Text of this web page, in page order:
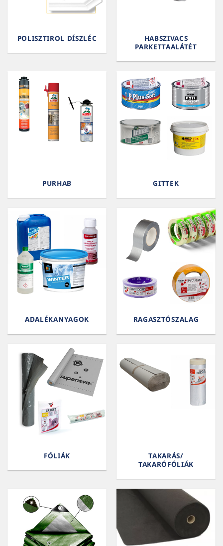
POLISZTIROL DÍSZLÉC
HABSZIVACS
PARKETTAALÁTÉT
PURHAB GITTEK
ADALÉKANYAGOK RAGASZTÓSZALAG
FÓLIÁK
TAKARÁS/
TAKARÓFÓLIÁK